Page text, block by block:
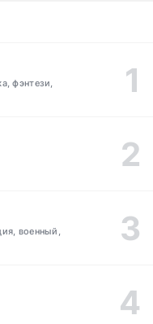
фэнтези,
военный,